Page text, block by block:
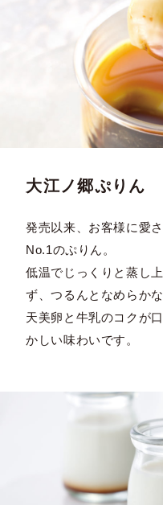
大江ノ郷ぷりん
発売以来、お客様に愛
No.1のぷりん。
低温でじっくりと蒸し
ず、つるんとなめらか
天美卵と牛乳のコクが
かしい味わいです。